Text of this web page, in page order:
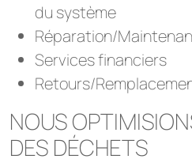
du système
Réparation/
Services financiers
Retours/
NOUS
DES DÉCHETS